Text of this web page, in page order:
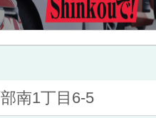
南1丁目6-5